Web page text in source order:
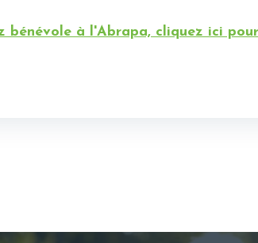
bénévole à l'Abrapa, cliquez ici